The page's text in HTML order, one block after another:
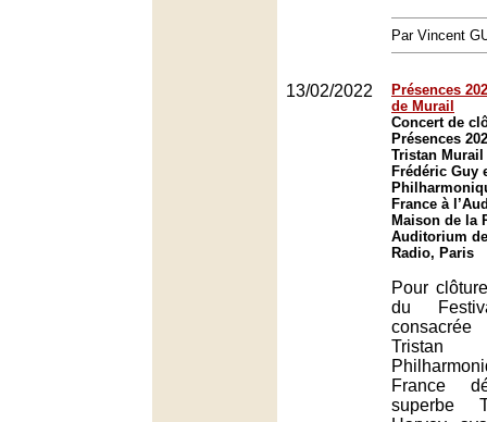
Par Vincent
13/02/2022
Présences
de Murail
Concert de
Présences
Tristan
Frédéric Guy
France à
Maison de la
Auditorium
Radio, Paris
Pour
du
France
superbe